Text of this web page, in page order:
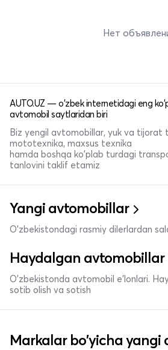
Нет
AUTO.UZ — o'zbek internetidagi eng
avtomobil saytlaridan biri
Biz yengil avtomobillar, yuk va tijorat
mototexnika, maxsus texnika
hamda boshqa ko'plab turdagi
tanlovini taklif etamiz
Yangi avtomobillar
O'zbekistondagi rasmiy dilerlardan
Haydalgan avtomobillar
O'zbekistonda avtomobil e’lonlari.
sotib olish va sotish
Markalar bo'yicha yangi